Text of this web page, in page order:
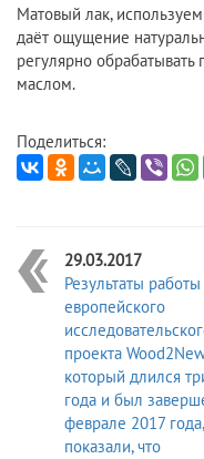
Матовый лак,
даёт ощущение
регулярно
маслом.
Поделиться:
29.03.2017
Результаты работы
европейского
проекта
который длился
года и был
феврале 2017 года,
показали, что